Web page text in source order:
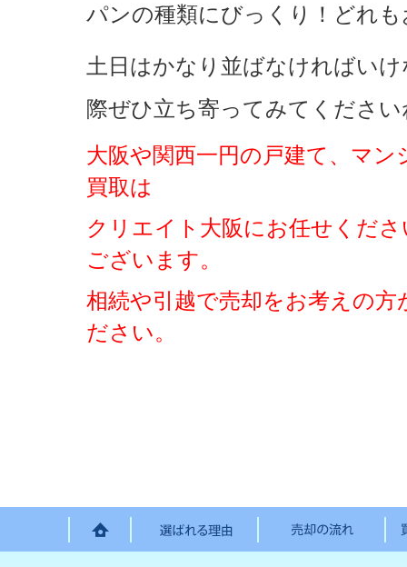
パンの種類にびっくり！どれ
土日はかなり並ばなければい
際ぜひ立ち寄ってみてください
大阪や関西一円の戸建て、マ
買取は
クリエイト大阪にお任せくだ
ございます。
相続や引越で売却をお考えの
ださい。